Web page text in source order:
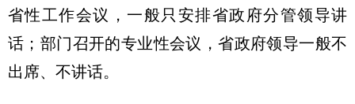
省性工作会议，一般只安排省政府分管领导讲
话；部门召开的专业性会议，省政府领导一般不
出席、不讲话。